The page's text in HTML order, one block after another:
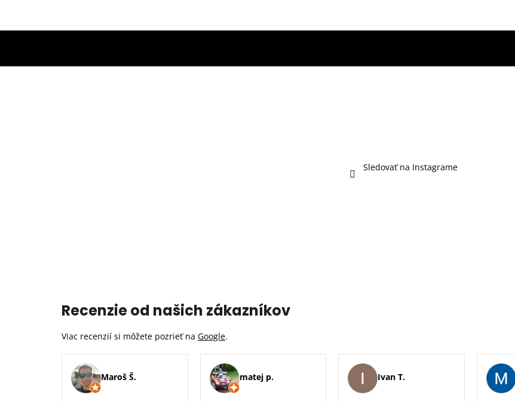
Sledovať na Instagrame
Recenzie od našich zákazníkov
Viac recenzií si môžete pozrieť na Google.
Maroš Š. matej p. Ivan T.